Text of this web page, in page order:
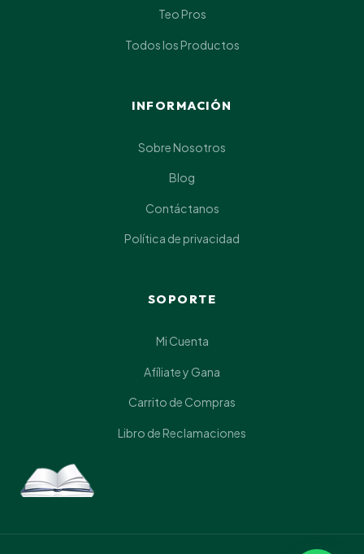
Teo Pros
Todos los Productos
INFORMACIÓN
Sobre Nosotros
Blog
Contáctanos
Política de privacidad
SOPORTE
Mi Cuenta
Afíliate y Gana
Carrito de Compras
Libro de Reclamaciones